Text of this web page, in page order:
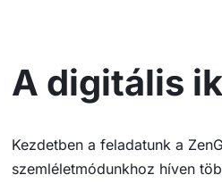
A digitális
Kezdetben a feladatunk a
szemléletmódunkhoz híven